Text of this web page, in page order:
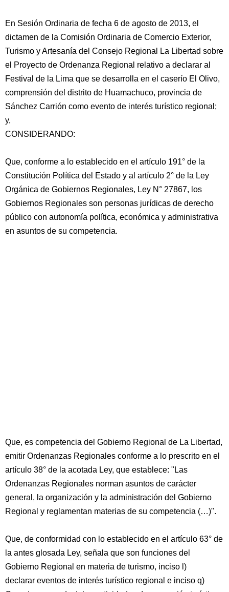
En Sesión Ordinaria de fecha 6 de agosto de 2013, el
dictamen de la Comisión Ordinaria de Comercio Exterior,
Turismo y Artesanía del Consejo Regional La Libertad sobre
el Proyecto de Ordenanza Regional relativo a declarar al
Festival de la Lima que se desarrolla en el caserío El Olivo,
comprensión del distrito de Huamachuco, provincia de
Sánchez Carrión como evento de interés turístico regional;
y,
CONSIDERANDO:
Que, conforme a lo establecido en el artículo 191° de la
Constitución Política del Estado y al artículo 2° de la Ley
Orgánica de Gobiernos Regionales, Ley N° 27867, los
Gobiernos Regionales son personas jurídicas de derecho
público con autonomía política, económica y administrativa
en asuntos de su competencia.
Que, es competencia del Gobierno Regional de La Libertad,
emitir Ordenanzas Regionales conforme a lo prescrito en el
artículo 38° de la acotada Ley, que establece: "Las
Ordenanzas Regionales norman asuntos de carácter
general, la organización y la administración del Gobierno
Regional y reglamentan materias de su competencia (…)".
Que, de conformidad con lo establecido en el artículo 63° de
la antes glosada Ley, señala que son funciones del
Gobierno Regional en materia de turismo, inciso l)
declarar eventos de interés turístico regional e inciso q)